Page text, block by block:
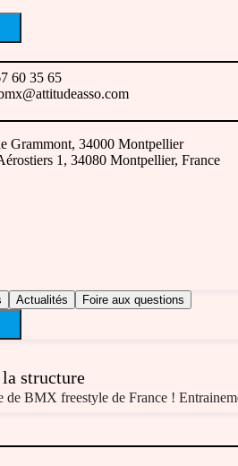
60 35 65
Grammont, 34000 Montpellier
1, 34080 Montpellier, France
Actualités Foire aux questions
structure
de BMX freestyle de France !